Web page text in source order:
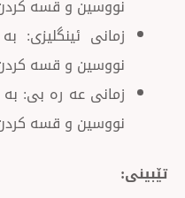
و قسه كردن.
ئینگلیزی: به ئاستی
و قسه كردن.
عه ره بی: به ئاستی (زۆر
و قسه كردن.